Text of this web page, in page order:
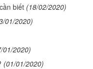
biết (18/02/2020)
01/2020)
01/2020)
(01/01/2020)